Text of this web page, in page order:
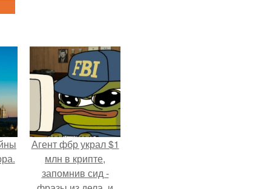
Агент фбр украл $1
млн в крипте,
запомнив сид -